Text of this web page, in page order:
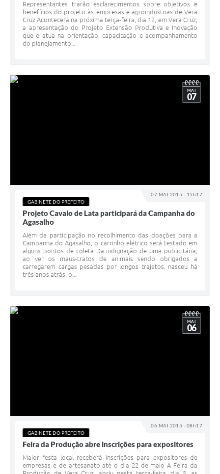
Representantes trarão esclarecimentos sobre objetivos e
benefícios do projeto às empresas e agroindústrias de Vera
Cruz Acontecerá na próxima terça-feira, dia 12, em Vera Cruz,
a apresentação do Projeto Extensão Produtiva e Inovação
que e atua na orientação, capacitação e acompanhamento
do planejamento...
07 MAI 2015 - 15h17
MAI
07
GABINETE DO PREFEITO
Projeto Cavalo de Lata participará da Campanha do
Agasalho
Além da participação no recolhimento das doações para a
Campanha do Agasalho, o carrinho elétrico será testado em
alguns pontos de coleta Da indignação de uma publicitária,
ao ver os maus-tratos de animais sendo obrigados a
carregarem cargas pesadas por longos trajetos, nasceu há
três anos atrás, o...
06 MAI 2015 - 08h17
MAI
06
GABINETE DO PREFEITO
Feira da Produção abre inscrições para expositores
Maior festa local receberá inscrições para expositores de
empresas e de artesanato até o dia 22 de maio A Feira da